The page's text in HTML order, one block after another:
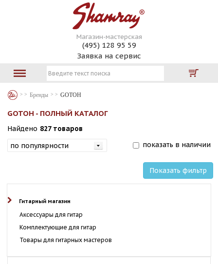
Магазин-мастерская
(495) 128 95 59
Заявка на сервис
Бренды GOTOH
GOTOH - ПОЛНЫЙ КАТАЛОГ
Найдено 827 товаров
показать в наличии
Показать фильтр
Гитарный магазин
Аксессуары для гитар
Комплектующие для гитар
Товары для гитарных мастеров